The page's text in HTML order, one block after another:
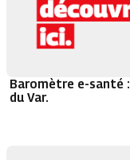
Baromètre e-santé :
du Var.